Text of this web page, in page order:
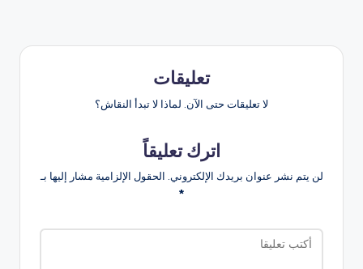
تعليقات
لا تعليقات حتى الآن. لماذا لا تبدأ النقاش؟
اترك تعليقاً
لن يتم نشر عنوان بريدك الإلكتروني. الحقول الإلزامية مشار إليها بـ
*